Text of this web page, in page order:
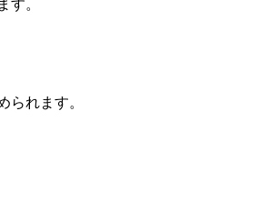
す。
られます。